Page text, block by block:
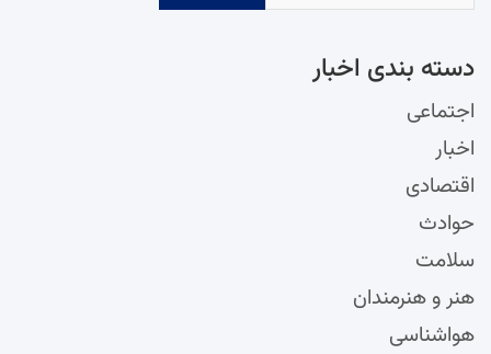
دسته‌ بندی اخبار
اجتماعی
اخبار
اقتصادی
حوادث
سلامت
هنر و هنرمندان
هواشناسی